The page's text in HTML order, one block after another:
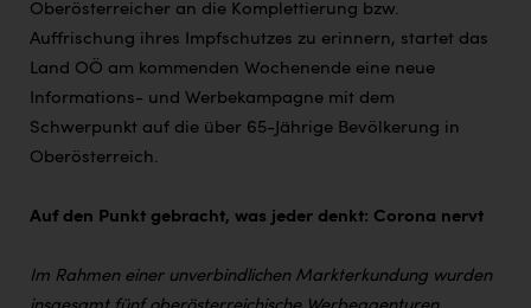
Oberösterreicher an die Komplettierung bzw.
Auffrischung ihres Impfschutzes zu erinnern, startet das
Land OÖ am kommenden Wochenende eine neue
Informations- und Werbekampagne mit dem
Schwerpunkt auf die über 65-Jährige Bevölkerung in
Oberösterreich.
Auf den Punkt gebracht, was jeder denkt: Corona nervt
Im Rahmen einer unverbindlichen Markterkundung wurden